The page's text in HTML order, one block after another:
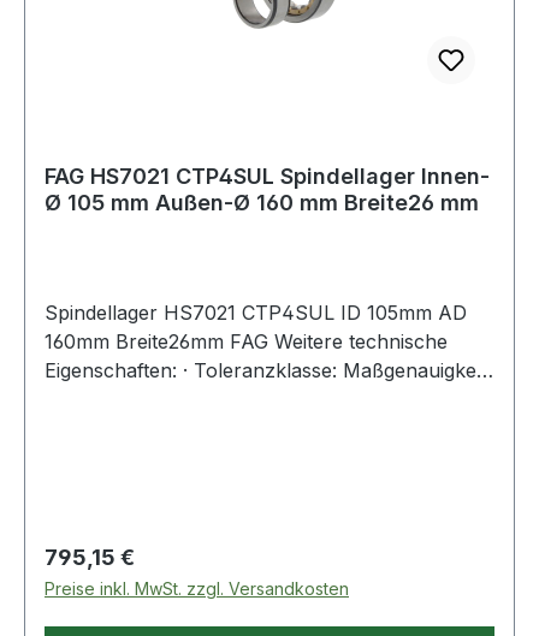
FAG HS7021 CTP4SUL Spindellager Innen-
Ø 105 mm Außen-Ø 160 mm Breite26 mm
Spindellager HS7021 CTP4SUL ID 105mm AD
160mm Breite26mm FAG Weitere technische
Eigenschaften: · Toleranzklasse: Maßgenauigkeit
Regulärer Preis:
795,15 €
Preise inkl. MwSt. zzgl. Versandkosten